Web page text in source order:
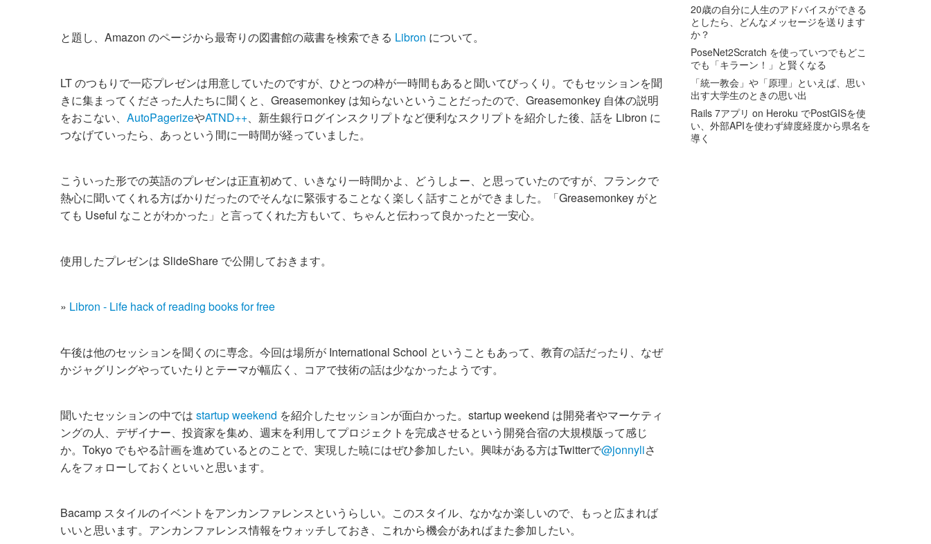
と題し、Amazon のページから最寄りの図書館の蔵書を検索できる Libron について。
LT のつもりで一応プレゼンは用意していたのですが、ひとつの枠が一時間もあると聞いてびっくり。でもセッションを聞
きに集まってくださった人たちに聞くと、Greasemonkey は知らないということだったので、Greasemonkey 自体の説明
をおこない、 AutoPagerizeやATND++、新生銀行ログインスクリプトなど便利なスクリプトを紹介した後、話を Libron に
つなげていったら、あっという間に一時間が経っていました。
こういった形での英語のプレゼンは正直初めて、いきなり一時間かよ、どうしよー、と思っていたのですが、フランクで
熱心に聞いてくれる方ばかりだったのでそんなに緊張することなく楽しく話すことができました。「Greasemonkey がと
ても Useful なことがわかった」と言ってくれた方もいて、ちゃんと伝わって良かったと一安心。
使用したプレゼンは SlideShare で公開しておきます。
» Libron - Life hack of reading books for free
午後は他のセッションを聞くのに専念。今回は場所が International School ということもあって、教育の話だったり、なぜ
かジャグリングやっていたりとテーマが幅広く、コアで技術の話は少なかったようです。
聞いたセッションの中では startup weekend を紹介したセッションが面白かった。startup weekend は開発者やマーケティ
ングの人、デザイナー、投資家を集め、週末を利用してプロジェクトを完成させるという開発合宿の大規模版って感じ
か。Tokyo でもやる計画を進めているとのことで、実現した暁にはぜひ参加したい。興味がある方はTwitterで@jonnyliさ
んをフォローしておくといいと思います。
Bacamp スタイルのイベントをアンカンファレンスというらしい。このスタイル、なかなか楽しいので、もっと広まれば
いいと思います。アンカンファレンス情報をウォッチしておき、これから機会があればまた参加したい。
20歳の自分に人生のアドバイスができる
としたら、どんなメッセージを送ります
か？
PoseNet2Scratch を使っていつでもどこ
でも「キラーン！」と賢くなる
「統一教会」や「原理」といえば、思い
出す大学生のときの思い出
Rails 7アプリ on Heroku でPostGISを使
い、外部APIを使わず緯度経度から県名を
導く